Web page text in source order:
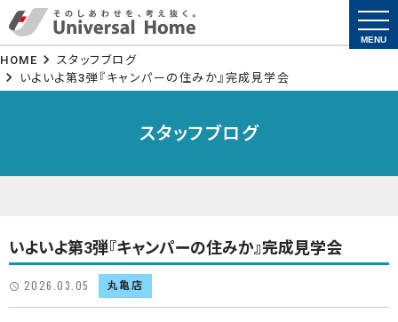
HOME
スタッフブログ
いよいよ第3弾『キャンパーの住みか』完成見学会
スタッフブログ
いよいよ第3弾『キャンパーの住みか』完成見学会
2026.03.05 丸亀店
MENU